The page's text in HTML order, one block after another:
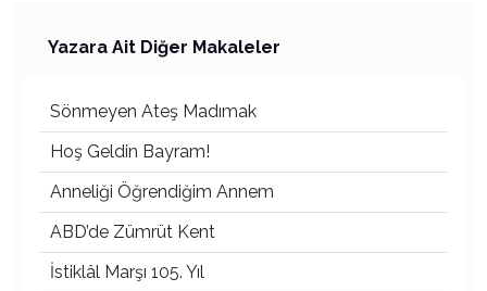
Yazara Ait Diğer Makaleler
Sönmeyen Ateş Madımak
Hoş Geldin Bayram!
Anneliği Öğrendiğim Annem
ABD’de Zümrüt Kent
İstiklâl Marşı 105. Yıl